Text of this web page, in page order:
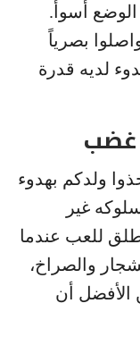
أسوأ.
بصرياً
لديه قدرة
غضب
ولدكم بهدوء
غير
للعب عندما
والصراخ،
الأفضل أن